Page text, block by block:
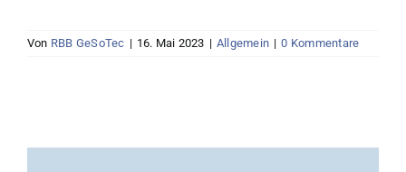
Von RBB GeSoTec | 16. Mai 2023 | Allgemein | 0 Kommentare